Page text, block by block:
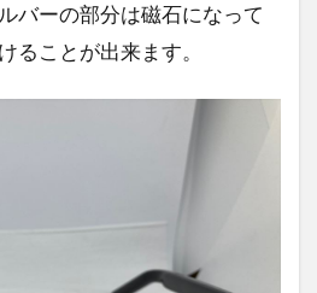
バーの部分は磁石になって
ることが出来ます。